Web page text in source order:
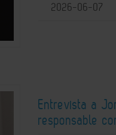
2026-06-07
Entrevista a
responsable